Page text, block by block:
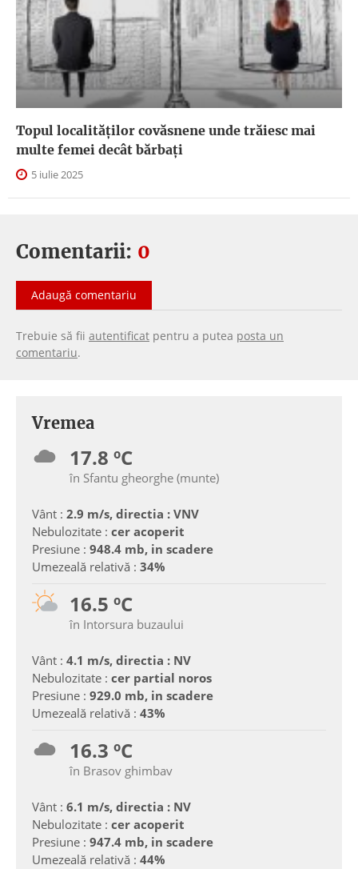
Topul localităților covăsnene unde trăiesc mai
multe femei decât bărbați
5 iulie 2025
Comentarii: 0
Adaugă comentariu
Trebuie să fii autentificat pentru a putea posta un
comentariu.
Vremea
17.8 ºC
în Sfantu gheorghe (munte)
Vânt : 2.9 m/s, directia : VNV
Nebulozitate : cer acoperit
Presiune : 948.4 mb, in scadere
Umezeală relativă : 34%
16.5 ºC
în Intorsura buzaului
Vânt : 4.1 m/s, directia : NV
Nebulozitate : cer partial noros
Presiune : 929.0 mb, in scadere
Umezeală relativă : 43%
16.3 ºC
în Brasov ghimbav
Vânt : 6.1 m/s, directia : NV
Nebulozitate : cer acoperit
Presiune : 947.4 mb, in scadere
Umezeală relativă : 44%